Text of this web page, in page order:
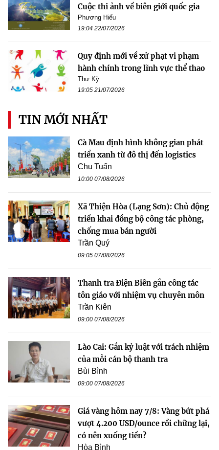
Cuộc thi ảnh về biên giới quốc gia
Phương Hiếu
19:04 22/07/2026
Quy định mới về xử phạt vi phạm
hành chính trong lĩnh vực thể thao
Thư Kỳ
19:05 21/07/2026
TIN MỚI NHẤT
Cà Mau định hình không gian phát
triển xanh từ đô thị đến logistics
Chu Tuấn
10:00 07/08/2026
Xã Thiện Hòa (Lạng Sơn): Chủ động
triển khai đồng bộ công tác phòng,
chống mua bán người
Trần Quý
09:05 07/08/2026
Thanh tra Điện Biên gắn công tác
tôn giáo với nhiệm vụ chuyên môn
Trần Kiên
09:00 07/08/2026
Lào Cai: Gắn kỷ luật với trách nhiệm
của mỗi cán bộ thanh tra
Bùi Bình
09:00 07/08/2026
Giá vàng hôm nay 7/8: Vàng bứt phá
vượt 4.200 USD/ounce rồi chững lại,
có nên xuống tiền?
Hòa Bình